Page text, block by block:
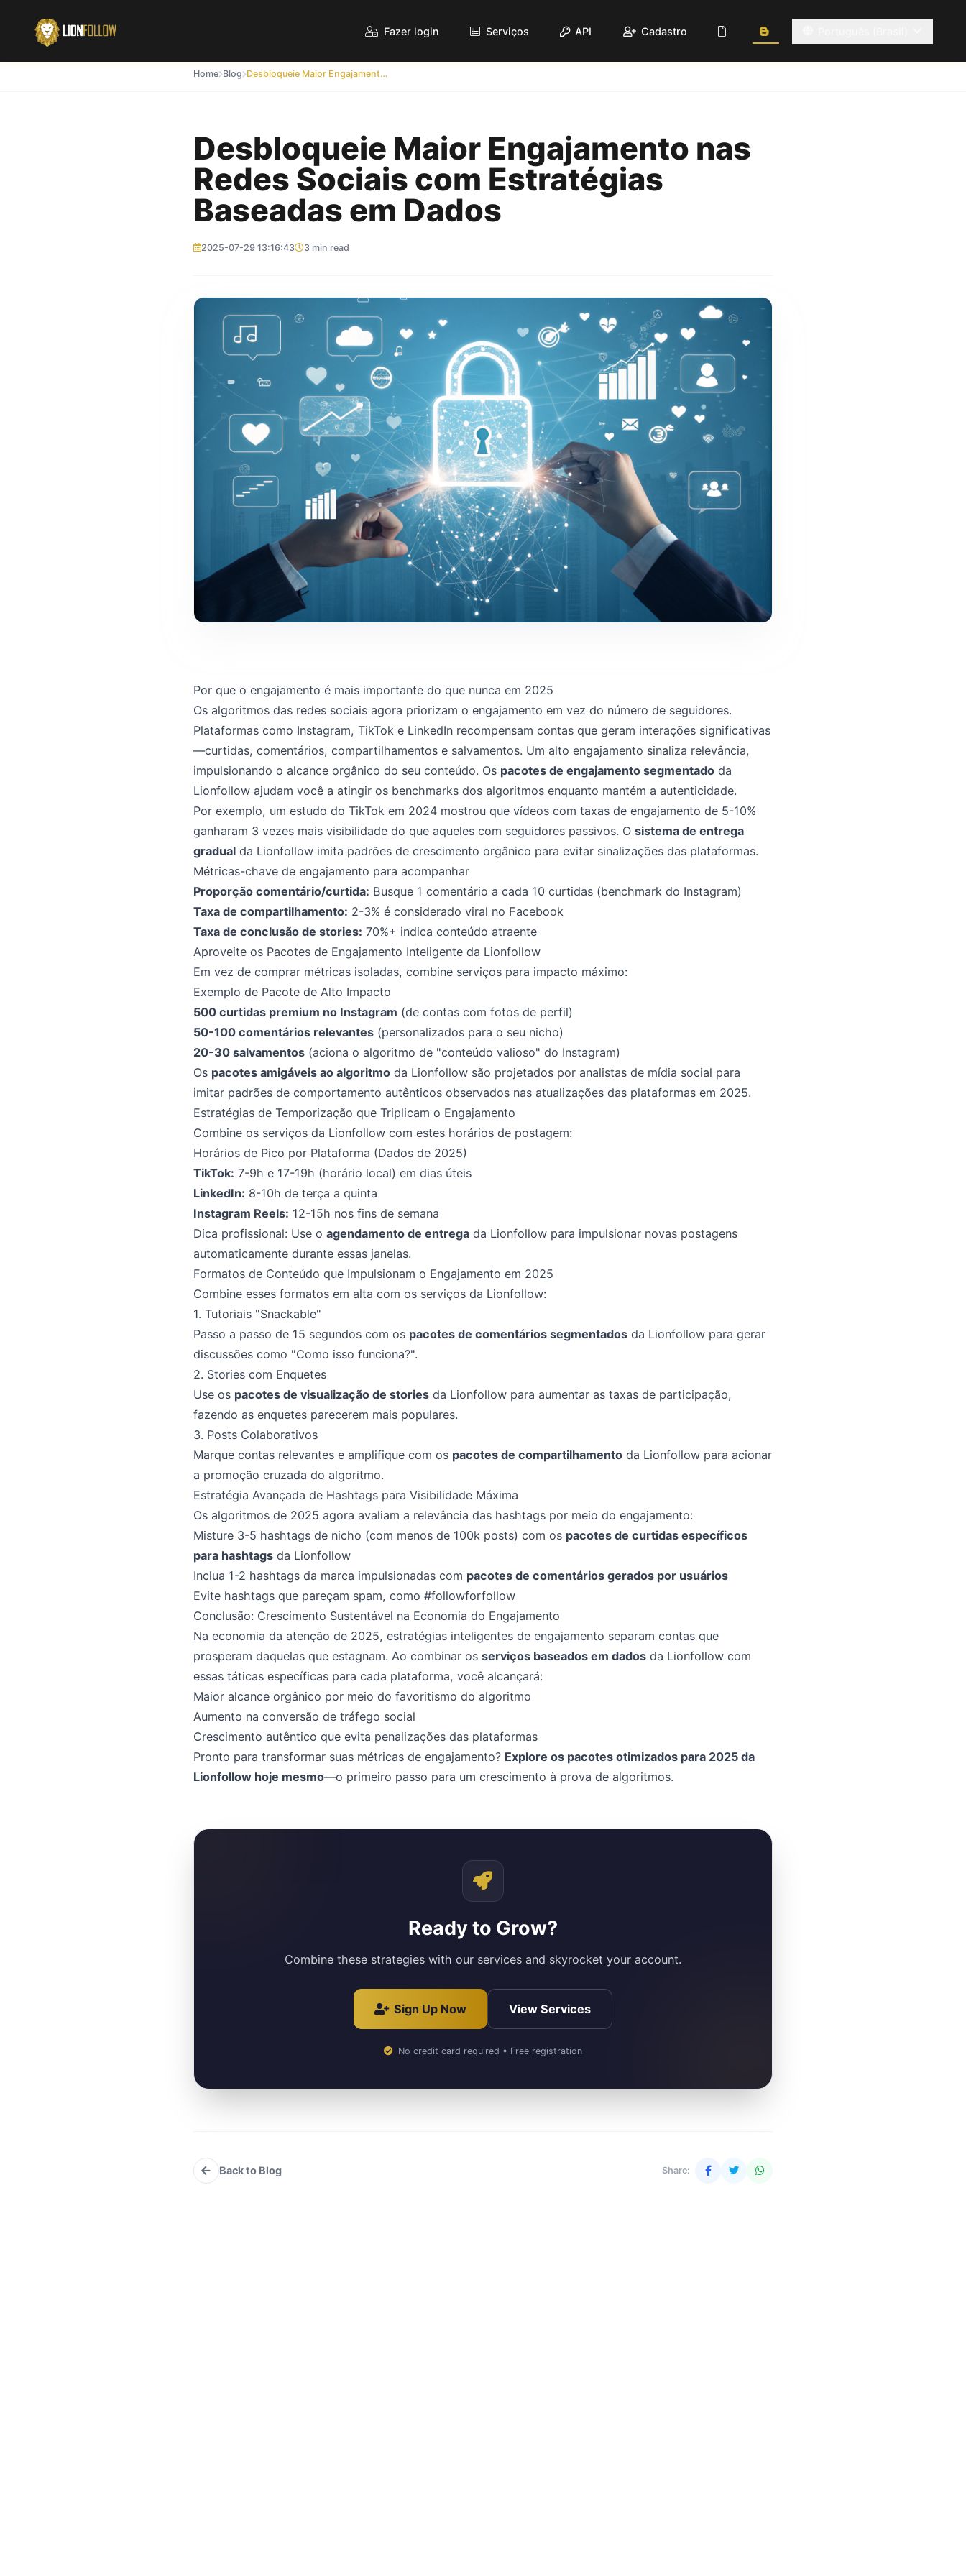
Fazer login Serviços API Cadastro
Home Blog Desbloqueie Maior Engajamento nas Redes Sociais com Estratégias Baseadas em Dados
Desbloqueie Maior Engajamento nas
Redes Sociais com Estratégias
Baseadas em Dados
2025-07-29 13:16:43 3 min read
Por que o engajamento é mais importante do que nunca em 2025
Os algoritmos das redes sociais agora priorizam o engajamento em vez do número de seguidores.
Plataformas como Instagram, TikTok e LinkedIn recompensam contas que geram interações significativas
—curtidas, comentários, compartilhamentos e salvamentos. Um alto engajamento sinaliza relevância,
impulsionando o alcance orgânico do seu conteúdo. Os pacotes de engajamento segmentadoda
Lionfollow ajudam você a atingir os benchmarks dos algoritmos enquanto mantém a autenticidade.
Por exemplo, um estudo do TikTok em 2024 mostrou que vídeos com taxas de engajamento de 5-10%
ganharam 3 vezes mais visibilidade do que aqueles com seguidores passivos. O sistema de entrega
gradualda Lionfollow imita padrões de crescimento orgânico para evitar sinalizações das plataformas.
Métricas-chave de engajamento para acompanhar
Proporção comentário/curtida: Busque 1 comentário a cada 10 curtidas (benchmark do Instagram)
Taxa de compartilhamento: 2-3% é considerado viral no Facebook
Taxa de conclusão de stories: 70%+ indica conteúdo atraente
Aproveite os Pacotes de Engajamento Inteligente da Lionfollow
Em vez de comprar métricas isoladas, combine serviços para impacto máximo:
Exemplo de Pacote de Alto Impacto
500 curtidas premium no Instagram (de contas com fotos de perfil)
50-100 comentários relevantes(personalizados para o seu nicho)
20-30 salvamentos(aciona o algoritmo de "conteúdo valioso" do Instagram)
Os pacotes amigáveis ao algoritmoda Lionfollow são projetados por analistas de mídia social para
imitar padrões de comportamento autênticos observados nas atualizações das plataformas em 2025.
Estratégias de Temporização que Triplicam o Engajamento
Combine os serviços da Lionfollow com estes horários de postagem:
Horários de Pico por Plataforma (Dados de 2025)
TikTok: 7-9h e 17-19h (horário local) em dias úteis
LinkedIn: 8-10h de terça a quinta
Instagram Reels: 12-15h nos fins de semana
Dica profissional: Use o agendamento de entregada Lionfollow para impulsionar novas postagens
automaticamente durante essas janelas.
Formatos de Conteúdo que Impulsionam o Engajamento em 2025
Combine esses formatos em alta com os serviços da Lionfollow:
1. Tutoriais "Snackable"
Passo a passo de 15 segundos com os pacotes de comentários segmentadosda Lionfollow para gerar
discussões como "Como isso funciona?".
2. Stories com Enquetes
Use os pacotes de visualização de storiesda Lionfollow para aumentar as taxas de participação,
fazendo as enquetes parecerem mais populares.
3. Posts Colaborativos
Marque contas relevantes e amplifique com os pacotes de compartilhamentoda Lionfollow para acionar
a promoção cruzada do algoritmo.
Estratégia Avançada de Hashtags para Visibilidade Máxima
Os algoritmos de 2025 agora avaliam a relevância das hashtags por meio do engajamento:
Misture 3-5 hashtags de nicho (com menos de 100k posts) com os pacotes de curtidas específicos
para hashtagsda Lionfollow
Inclua 1-2 hashtags da marca impulsionadas com pacotes de comentários gerados por usuários
Evite hashtags que pareçam spam, como #followforfollow
Conclusão: Crescimento Sustentável na Economia do Engajamento
Na economia da atenção de 2025, estratégias inteligentes de engajamento separam contas que
prosperam daquelas que estagnam. Ao combinar os serviços baseados em dadosda Lionfollow com
essas táticas específicas para cada plataforma, você alcançará:
Maior alcance orgânico por meio do favoritismo do algoritmo
Aumento na conversão de tráfego social
Crescimento autêntico que evita penalizações das plataformas
Pronto para transformar suas métricas de engajamento? Explore os pacotes otimizados para 2025 da
Lionfollow hoje mesmo—o primeiro passo para um crescimento à prova de algoritmos.
Ready to Grow?
Combine these strategies with our services and skyrocket your account.
Sign Up Now View Services
No credit card required • Free registration
Back to Blog Share: